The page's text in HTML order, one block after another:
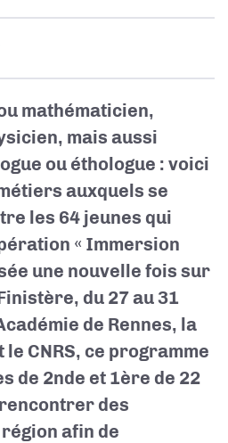
mathématicien,
mais aussi
ou éthologue : voici
auxquels se
les 64 jeunes qui
« Immersion
une nouvelle fois sur
du 27 au 31
de Rennes, la
CNRS, ce programme
de 2nde et 1ère de 22
des
afin de